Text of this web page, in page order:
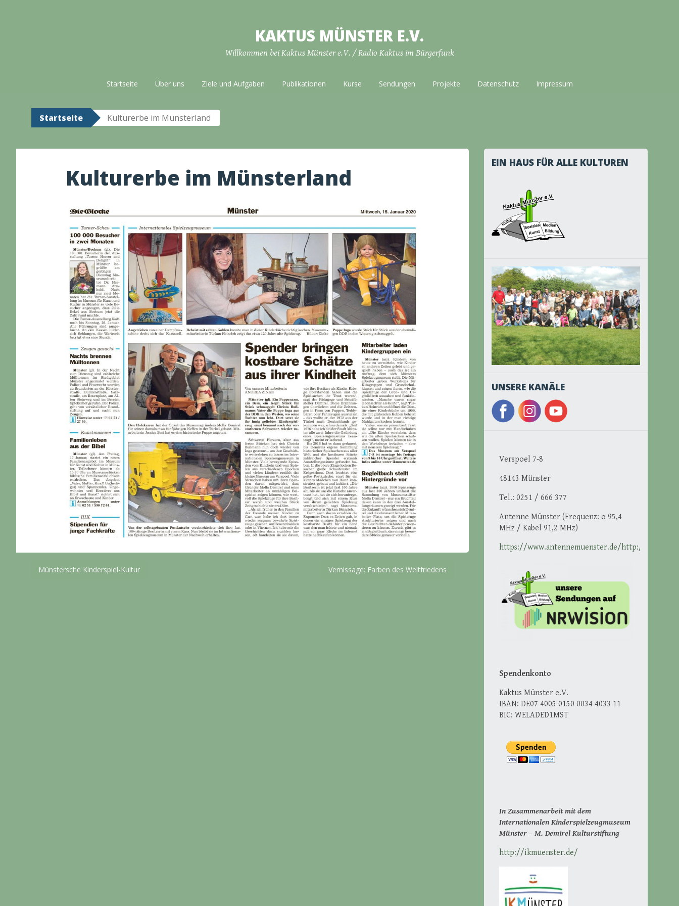
KAKTUS MÜNSTER E.V.
Willkommen bei Kaktus Münster e.V. / Radio Kaktus im Bürgerfunk
Startseite Über uns Ziele und Aufgaben Publikationen Kurse Sendungen Projekte Datenschutz Impressum
Startseite Kulturerbe im Münsterland
Kulturerbe im Münsterland
Beitragsnavigation
Münstersche Kinderspiel-Kultur Vernissage: Farben des Weltfriedens
EIN HAUS FÜR ALLE KULTUREN
UNSERE KANÄLE
Verspoel 7-8
48143 Münster
Tel.: 0251 / 666 377
Antenne Münster (Frequenz: o 95,4
MHz / Kabel 91,2 MHz)
https://www.antennemuenster.de/http://
Spendenkonto
Kaktus Münster e.V.
IBAN: DE07 4005 0150 0034 4033 11
BIC: WELADED1MST
In Zusammenarbeit mit dem
Internationalen Kinderspielzeugmuseum
Münster – M. Demirel Kulturstiftung
http://ikmuenster.de/